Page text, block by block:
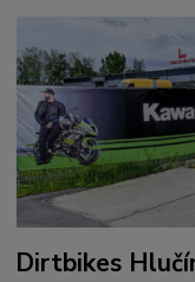
Dirtbikes